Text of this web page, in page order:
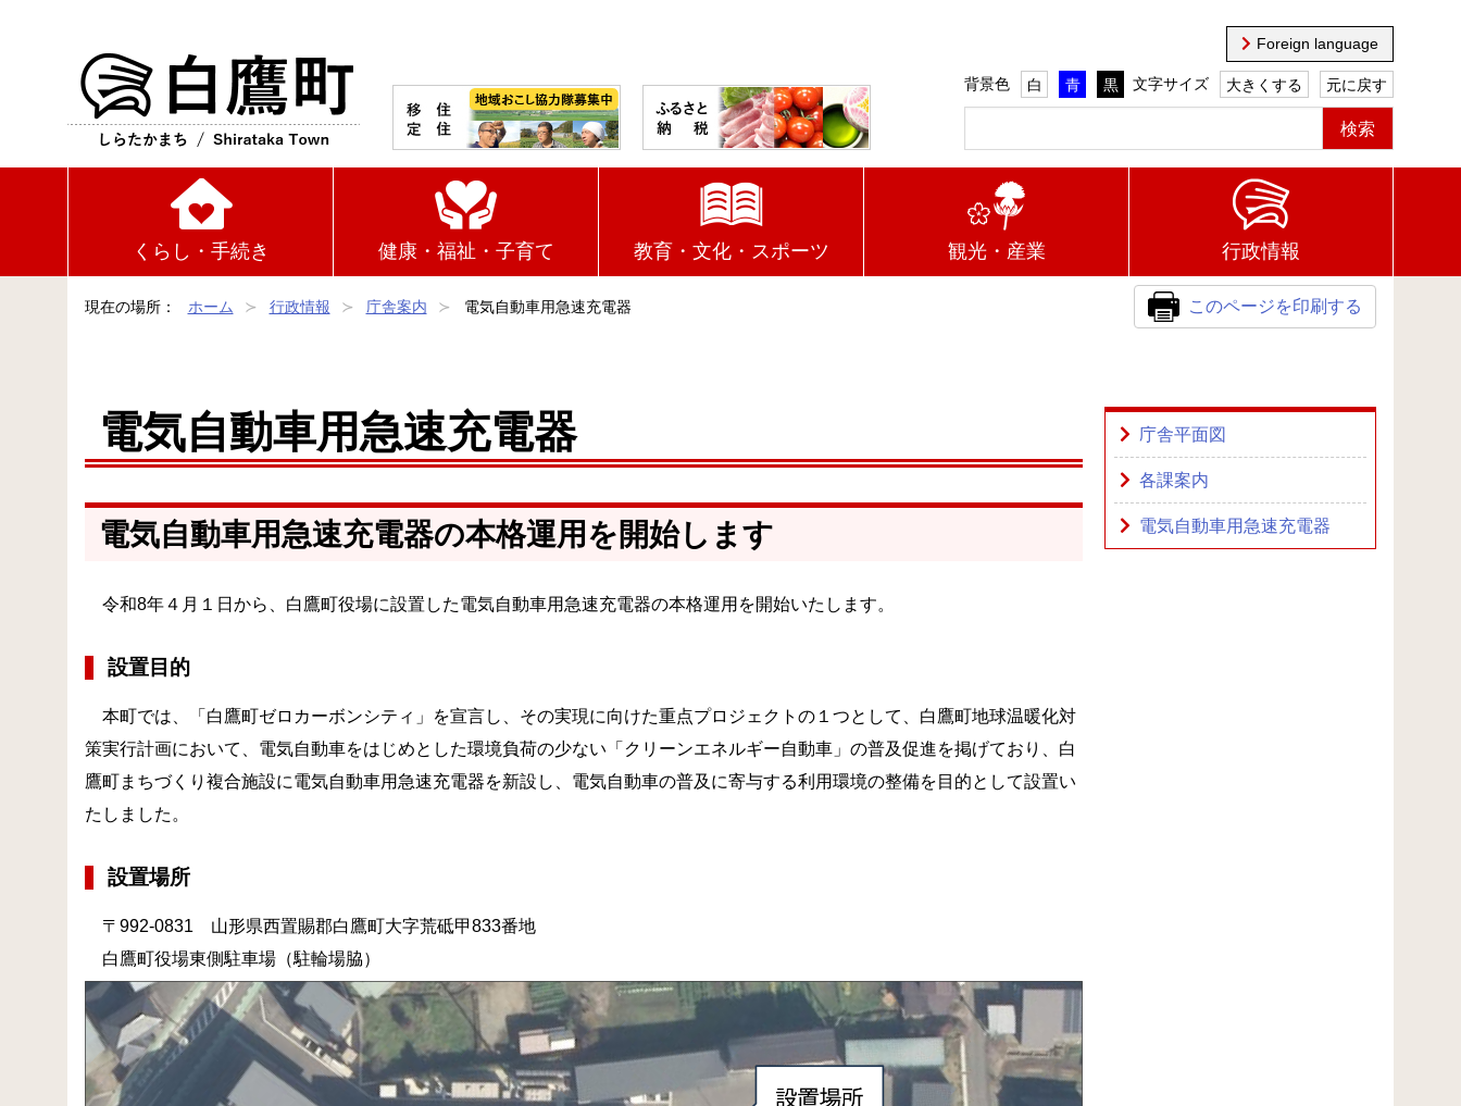
Foreign language
背景色 白 青 黒 文字サイズ 大きくする 元に戻す
くらし・手続き 健康・福祉・子育て 教育・文化・スポーツ 観光・産業 行政情報
現在の場所： ホーム 行政情報 庁舎案内 電気自動車用急速充電器 このページを印刷する
電気自動車用急速充電器
電気自動車用急速充電器の本格運用を開始します
令和8年４月１日から、白鷹町役場に設置した電気自動車用急速充電器の本格運用を開始いたします。
設置目的
本町では、「白鷹町ゼロカーボンシティ」を宣言し、その実現に向けた重点プロジェクトの１つとして、白鷹町地球温暖化対
策実行計画において、電気自動車をはじめとした環境負荷の少ない「クリーンエネルギー自動車」の普及促進を掲げており、白
鷹町まちづくり複合施設に電気自動車用急速充電器を新設し、電気自動車の普及に寄与する利用環境の整備を目的として設置い
たしました。
設置場所
〒992-0831 山形県西置賜郡白鷹町大字荒砥甲833番地
白鷹町役場東側駐車場（駐輪場脇）
庁舎平面図
各課案内
電気自動車用急速充電器